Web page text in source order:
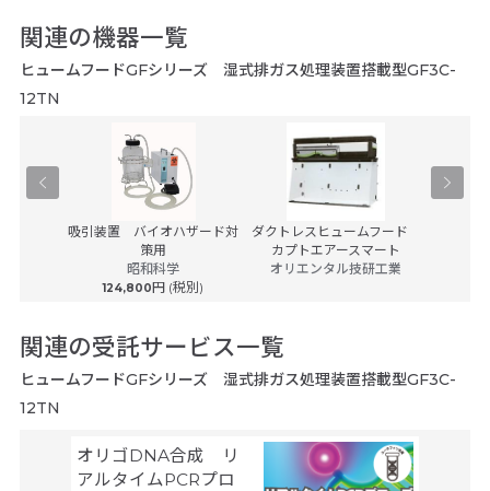
関連の機器一覧
ヒュームフードGFシリーズ 湿式排ガス処理装置搭載型GF3C-
12TN
吸引装置 バイオハザード対
策用
昭和科学
124,800円 (税別)
ダクトレスヒュームフード
カプトエアースマート
オリエンタル技研工業
関連の受託サービス一覧
ヒュームフードGFシリーズ 湿式排ガス処理装置搭載型GF3C-
12TN
オリゴDNA合成 リ
アルタイムPCRプロ